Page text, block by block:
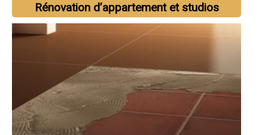
Rénovation d’appartement et studios